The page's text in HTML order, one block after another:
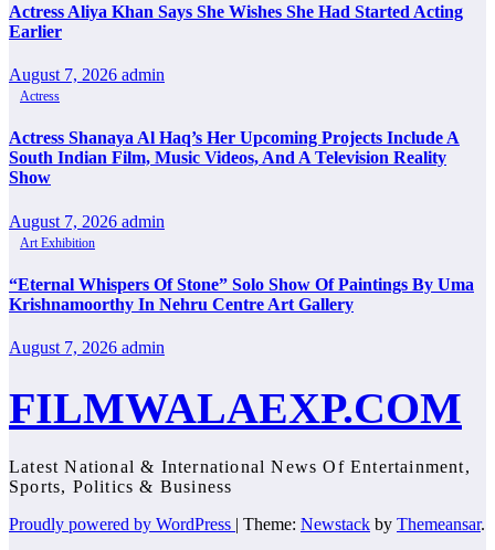
Actress Aliya Khan Says She Wishes She Had Started Acting
Earlier
August 7, 2026 admin
Actress
Actress Shanaya Al Haq’s Her Upcoming Projects Include A
South Indian Film, Music Videos, And A Television Reality
Show
August 7, 2026 admin
Art Exhibition
“Eternal Whispers Of Stone” Solo Show Of Paintings By Uma
Krishnamoorthy In Nehru Centre Art Gallery
August 7, 2026 admin
FILMWALAEXP.COM
Latest National & International News Of Entertainment,
Sports, Politics & Business
Proudly powered by WordPress | Theme: Newstack by Themeansar.